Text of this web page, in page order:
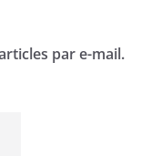
par e-mail.